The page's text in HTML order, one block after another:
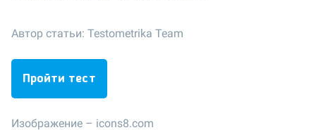
Автор статьи: Testometrika Team
Пройти тест
Изображение – icons8.com